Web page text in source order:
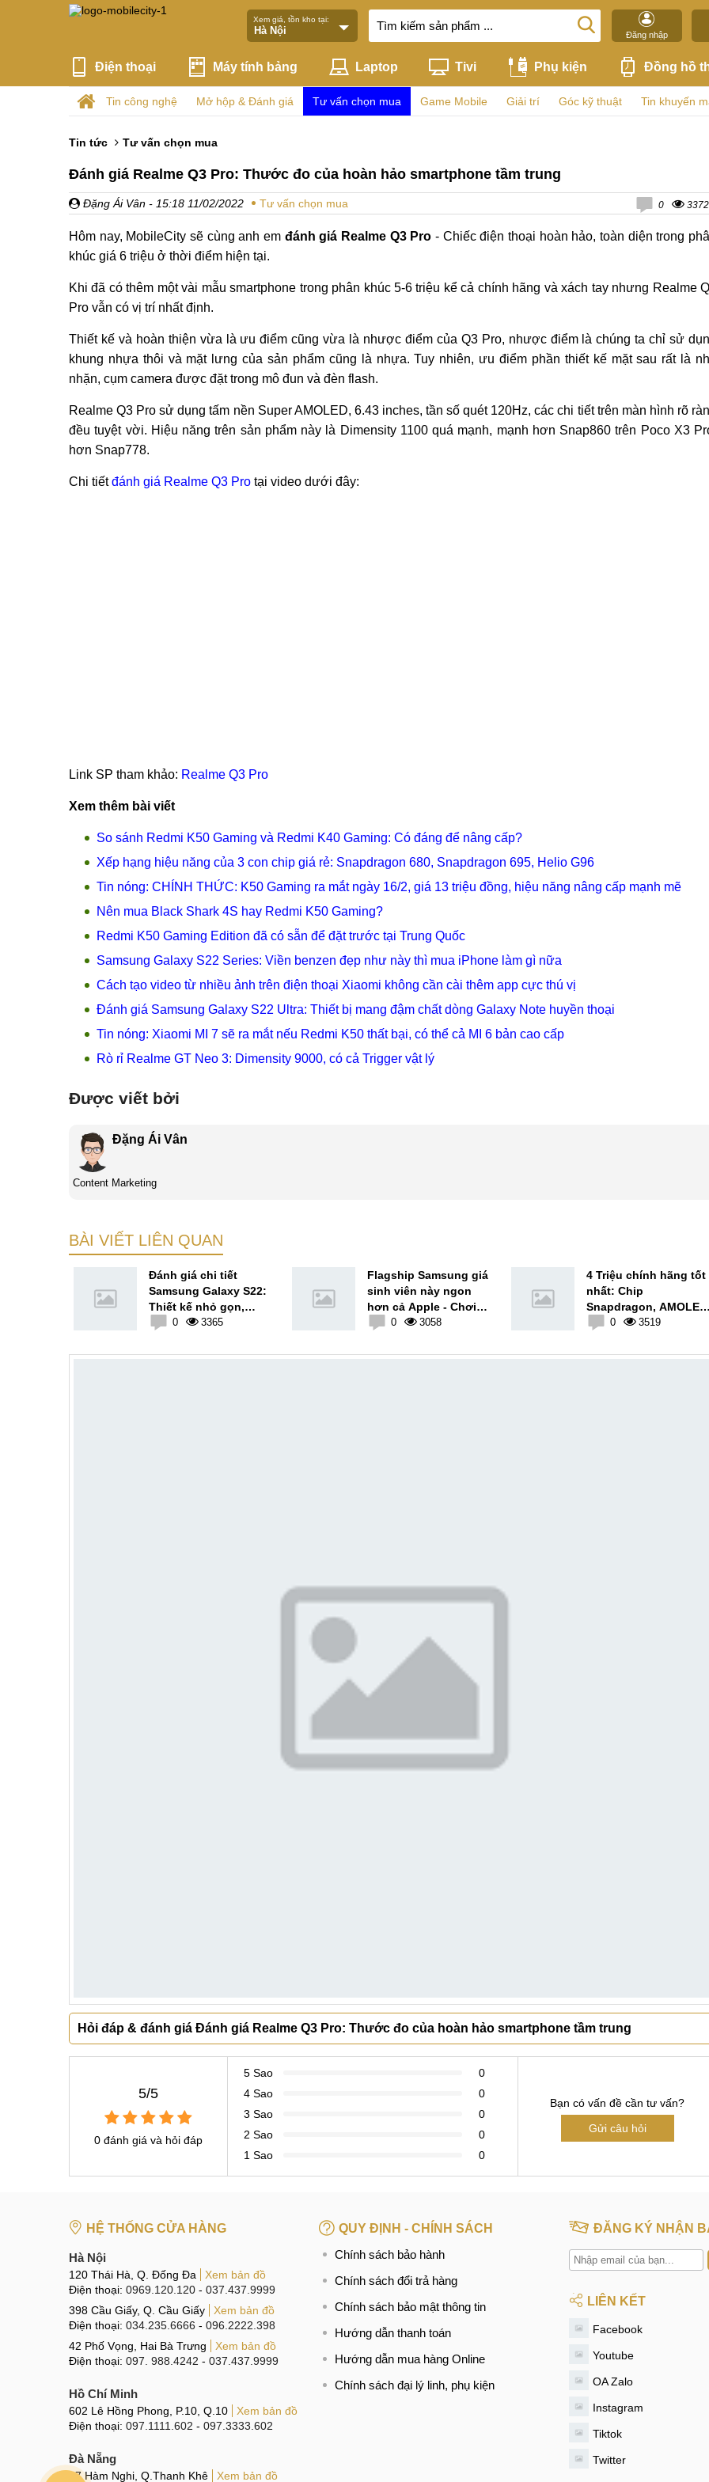
Xem giá, tồn kho tại:
Đăng nhập
Điện thoại Máy tính bảng Laptop Tivi Phụ kiện Đồng hồ
Tin công nghệ Mở hộp & Đánh giá Tư vấn chọn mua Game Mobile Giải trí Góc kỹ thuật Tin khuyến
Tin tức Tư vấn chọn mua
Đánh giá Realme Q3 Pro: Thước đo của hoàn hảo smartphone tầm trung
Đặng Ái Vân - 15:18 11/02/2022 Tư vấn chọn mua 0 3372
Hôm nay, MobileCity sẽ cùng anh em đánh giá Realme Q3 Pro - Chiếc điện thoại hoàn hảo, toàn diện trong
khúc giá 6 triệu ở thời điểm hiện tại.
Khi đã có thêm một vài mẫu smartphone trong phân khúc 5-6 triệu kể cả chính hãng và xách tay nhưng Realme
Pro vẫn có vị trí nhất định.
Thiết kế và hoàn thiện vừa là ưu điểm cũng vừa là nhược điểm của Q3 Pro, nhược điểm là chúng ta chỉ sử
khung nhựa thôi và mặt lưng của sản phẩm cũng là nhựa. Tuy nhiên, ưu điểm phần thiết kế mặt sau rất là
nhặn, cụm camera được đặt trong mô đun và đèn flash.
Realme Q3 Pro sử dụng tấm nền Super AMOLED, 6.43 inches, tần số quét 120Hz, các chi tiết trên màn hình rõ
đều tuyệt vời. Hiệu năng trên sản phẩm này là Dimensity 1100 quá mạnh, mạnh hơn Snap860 trên Poco X3
hơn Snap778.
Chi tiếtđánh giá Realme Q3 Pro tại video dưới đây:
Link SP tham khảo: Realme Q3 Pro
Xem thêm bài viết
So sánh Redmi K50 Gaming và Redmi K40 Gaming: Có đáng để nâng cấp?
Xếp hạng hiệu năng của 3 con chip giá rẻ: Snapdragon 680, Snapdragon 695, Helio G96
Tin nóng: CHÍNH THỨC: K50 Gaming ra mắt ngày 16/2, giá 13 triệu đồng, hiệu năng nâng cấp mạnh mẽ
Nên mua Black Shark 4S hay Redmi K50 Gaming?
Redmi K50 Gaming Edition đã có sẵn để đặt trước tại Trung Quốc
Samsung Galaxy S22 Series: Viền benzen đẹp như này thì mua iPhone làm gì nữa
Cách tạo video từ nhiều ảnh trên điện thoại Xiaomi không cần cài thêm app cực thú vị
Đánh giá Samsung Galaxy S22 Ultra: Thiết bị mang đậm chất dòng Galaxy Note huyền thoại
Tin nóng: Xiaomi MI 7 sẽ ra mắt nếu Redmi K50 thất bại, có thể cả MI 6 bản cao cấp
Rò rỉ Realme GT Neo 3: Dimensity 9000, có cả Trigger vật lý
Được viết bởi
Đặng Ái Vân
Content Marketing
BÀI VIẾT LIÊN QUAN
Đánh giá chi tiết
Samsung Galaxy S22:
Thiết kế nhỏ gọn,
nhiếp ảnh đỉnh cao
0 3365
Flagship Samsung giá
sinh viên này ngon
hơn cả Apple - Chơi
Snapdragon luôn
0 3058
4 Triệu chính hãng tốt
nhất: Chip
Snapdragon, AMOLED
90Hz, Pin 5000mAh
0 3519
Hỏi đáp & đánh giá Đánh giá Realme Q3 Pro: Thước đo của hoàn hảo smartphone tầm trung
5/5
0 đánh giá và hỏi đáp
5 Sao
0
4 Sao
0
3 Sao
0
2 Sao
0
1 Sao
0
Bạn có vấn đề cần tư vấn?
Gửi câu hỏi
HỆ THỐNG CỬA HÀNG
Hà Nội
120 Thái Hà, Q. Đống Đa
Xem bản đồ
Điện thoại: 0969.120.120 - 037.437.9999
398 Cầu Giấy, Q. Cầu Giấy
Xem bản đồ
Điện thoại: 034.235.6666 - 096.2222.398
42 Phố Vọng, Hai Bà Trưng
Xem bản đồ
Điện thoại: 097. 988.4242 - 037.437.9999
Hồ Chí Minh
602 Lê Hồng Phong, P.10, Q.10
Xem bản đồ
Điện thoại: 097.1111.602 - 097.3333.602
Đà Nẵng
97 Hàm Nghi, Q.Thanh Khê Xem bản đồ
QUY ĐỊNH - CHÍNH SÁCH
Chính sách bảo hành
Chính sách đổi trả hàng
Chính sách bảo mật thông tin
Hướng dẫn thanh toán
Hướng dẫn mua hàng Online
Chính sách đại lý linh, phụ kiện
ĐĂNG KÝ NHẬN
LIÊN KẾT
Facebook
Youtube
OA Zalo
Instagram
Tiktok
Twitter